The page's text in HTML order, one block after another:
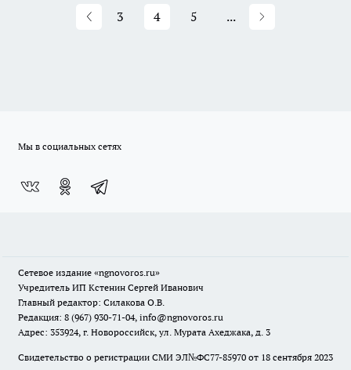
3 4 5 ...
Мы в социальных сетях
Сетевое издание «ngnovoros.ru»
Учредитель ИП Кстенин Сергей Иванович
Главный редактор: Силакова О.В.
Редакция: 8 (967) 930-71-04, info@ngnovoros.ru
Адрес: 353924, г. Новороссийск, ул. Мурата Ахеджака, д. 3
Свидетельство о регистрации СМИ ЭЛ№ФС77-85970 от 18 сентября 2023